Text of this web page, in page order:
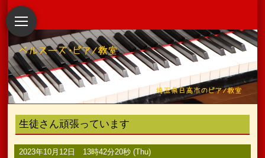
生徒さん頑張っています
2023年10月12日 13時42分20秒 (Thu)